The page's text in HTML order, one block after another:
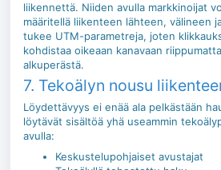
liikennettä. Niiden avulla markkinoijat
määritellä liikenteen lähteen, välineen
tukee UTM-parametreja, joten
kohdistaa oikeaan kanavaan
alkuperästä.
7. Tekoälyn nousu
Löydettävyys ei enää ala pelkästään
löytävät sisältöä yhä useammin
avulla:
Keskustelupohjaiset avustajat